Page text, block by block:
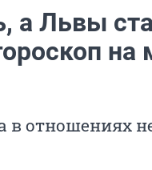
а Львы
на
в отношениях